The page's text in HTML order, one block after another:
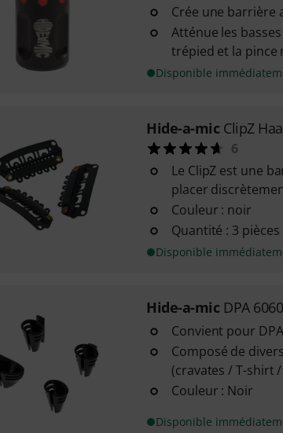
Crée une barrière
Atténue les
trépied et la pince
Disponible
Hide-a-mic ClipZ
6
Le ClipZ est une
placer
Couleur : noir
Quantité : 3 pièces
Disponible
Hide-a-mic DPA
Convient pour
Composé de
(cravates / T-shirt
Couleur : Noir
Disponible